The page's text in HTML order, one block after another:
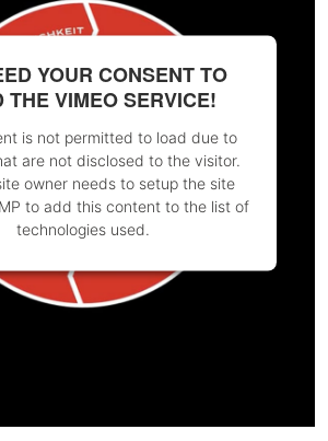
YOUR CONSENT TO
THE VIMEO SERVICE!
is not permitted to load due to
are not disclosed to the visitor.
owner needs to setup the site
to add this content to the list of
technologies used.